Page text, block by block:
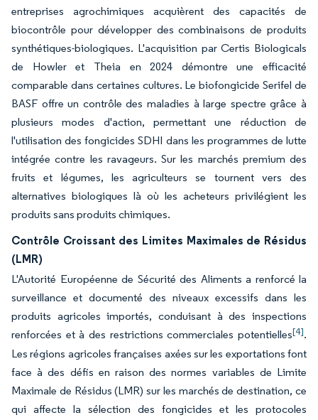
entreprises agrochimiques acquièrent des capacités de
biocontrôle pour développer des combinaisons de produits
synthétiques-biologiques. L'acquisition par Certis Biologicals
de Howler et Theia en 2024 démontre une efficacité
comparable dans certaines cultures. Le biofongicide Serifel de
BASF offre un contrôle des maladies à large spectre grâce à
plusieurs modes d'action, permettant une réduction de
l'utilisation des fongicides SDHI dans les programmes de lutte
intégrée contre les ravageurs. Sur les marchés premium des
fruits et légumes, les agriculteurs se tournent vers des
alternatives biologiques là où les acheteurs privilégient les
produits sans produits chimiques.
Contrôle Croissant des Limites Maximales de Résidus
(LMR)
L'Autorité Européenne de Sécurité des Aliments a renforcé la
surveillance et documenté des niveaux excessifs dans les
produits agricoles importés, conduisant à des inspections
renforcées et à des restrictions commerciales potentielles[4].
Les régions agricoles françaises axées sur les exportations font
face à des défis en raison des normes variables de Limite
Maximale de Résidus (LMR) sur les marchés de destination, ce
qui affecte la sélection des fongicides et les protocoles